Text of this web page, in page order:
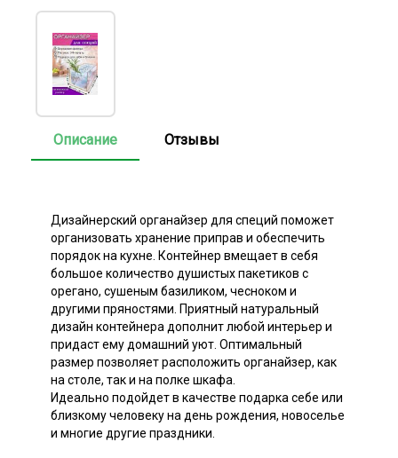
Описание Отзывы
Дизайнерский органайзер для специй поможет
организовать хранение приправ и обеспечить
порядок на кухне. Контейнер вмещает в себя
большое количество душистых пакетиков с
орегано, сушеным базиликом, чесноком и
другими пряностями. Приятный натуральный
дизайн контейнера дополнит любой интерьер и
придаст ему домашний уют. Оптимальный
размер позволяет расположить органайзер, как
на столе, так и на полке шкафа.
Идеально подойдет в качестве подарка себе или
близкому человеку на день рождения, новоселье
и многие другие праздники.